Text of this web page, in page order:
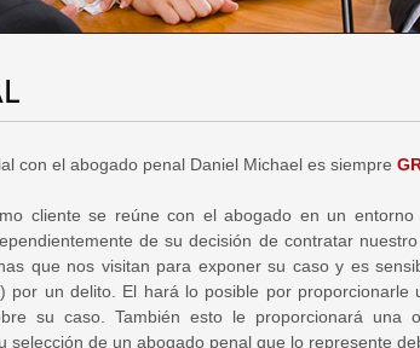
con el abogado penal Daniel Michael es siempre
cliente se reúne con el abogado en un
de su decisión de contratar
que nos visitan para exponer su caso y es
por un delito. El hará lo posible por
su caso. También esto le proporcionará una
selección de un abogado penal que lo represente